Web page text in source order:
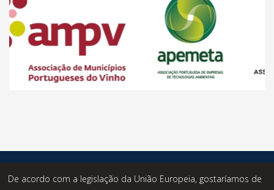
Reservados.
De acordo com a legislação da União Europeia, gostaríamos de